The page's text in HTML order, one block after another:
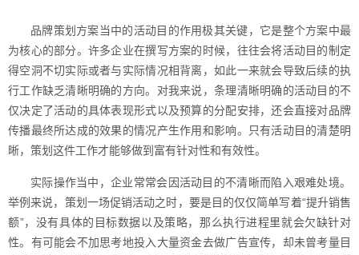
品牌策划方案当中的活动目的作用极其关键，它是整个方案中最
为核心的部分。许多企业在撰写方案的时候，往往会将活动目的制定
得空洞不切实际或者与实际情况相背离，如此一来就会导致后续的执
行工作缺乏清晰明确的方向。对我来说，条理清晰明确的活动目的不
仅决定了活动的具体表现形式以及预算的分配安排，还会直接对品牌
传播最终所达成的效果的情况产生作用和影响。只有活动目的清楚明
晰，策划这件工作才能够做到富有针对性和有效性。
实际操作当中，企业常常会因活动目的不清晰而陷入艰难处境。
举例来说，策划一场促销活动之时，要是目的仅仅简单写着“提升销售
额”，没有具体的目标数据以及策略，那么执行进程里就会欠缺针对
性。有可能会不加思考地投入大量资金去做广告宣传，却未曾考量目